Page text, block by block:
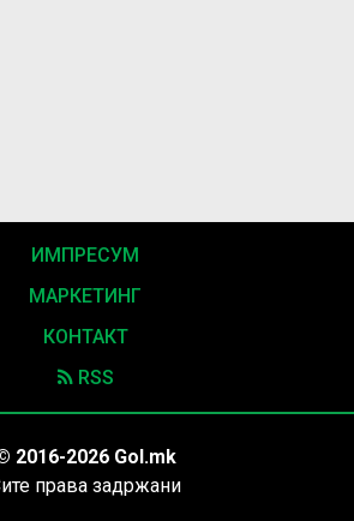
ИМПРЕСУМ
МАРКЕТИНГ
КОНТАКТ
RSS
2016-2026 Gol.mk
права задржани